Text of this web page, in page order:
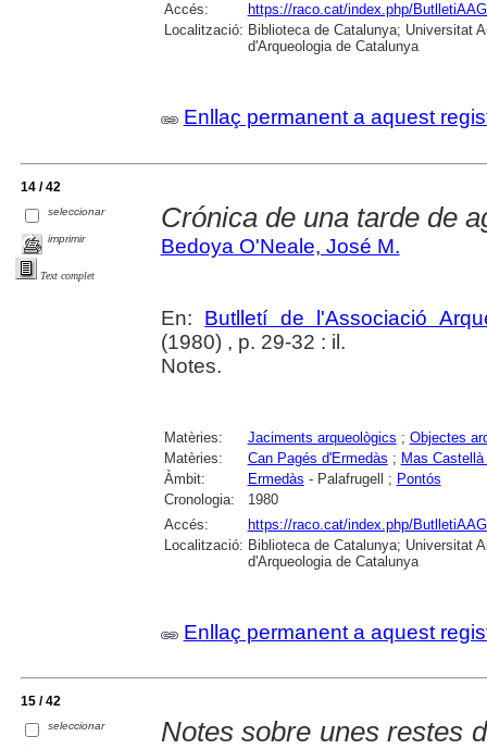
Accés:
https://raco.cat/index.php/
Localització: Biblioteca de Catalunya; Universitat
d'Arqueologia de Catalunya
Enllaç permanent a aquest
14 / 42
seleccionar
imprimir
Text complet
Crónica de una tarde de
Bedoya O'Neale, José M.
En: Butlletí de l'Associació
(1980) , p. 29-32 : il.
Notes.
Matèries: Jaciments arqueològics ; Objectes
Matèries:
Can Pagés d'Ermedàs ; Mas
Àmbit:
Ermedàs - Palafrugell ; Pontós
Cronologia:
1980
Accés:
https://raco.cat/index.php/
Localització: Biblioteca de Catalunya; Universitat
d'Arqueologia de Catalunya
Enllaç permanent a aquest
15 / 42
seleccionar
Notes sobre unes restes